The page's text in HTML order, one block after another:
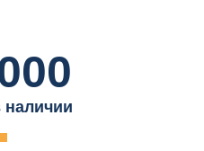
наличии